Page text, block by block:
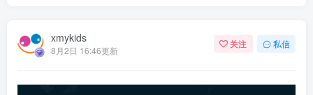
xmykids
8月2日 16:46更新
关注 私信